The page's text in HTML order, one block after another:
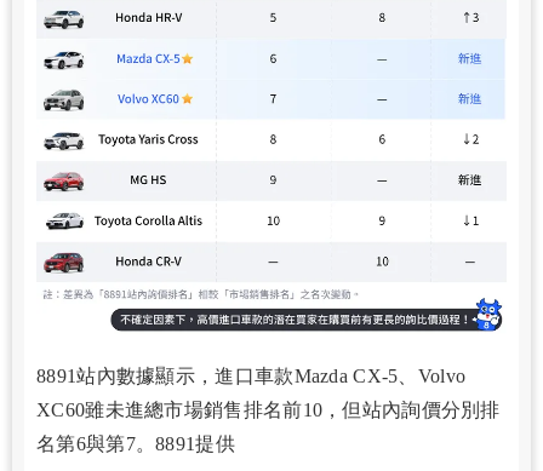
8891站內數據顯示，進口車款Mazda CX-5、Volvo
XC60雖未進總市場銷售排名前10，但站內詢價分別排
名第6與第7。8891提供